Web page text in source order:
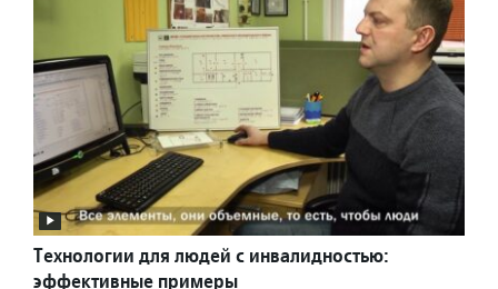
Технологии для людей с инвалидностью:
эффективные примеры